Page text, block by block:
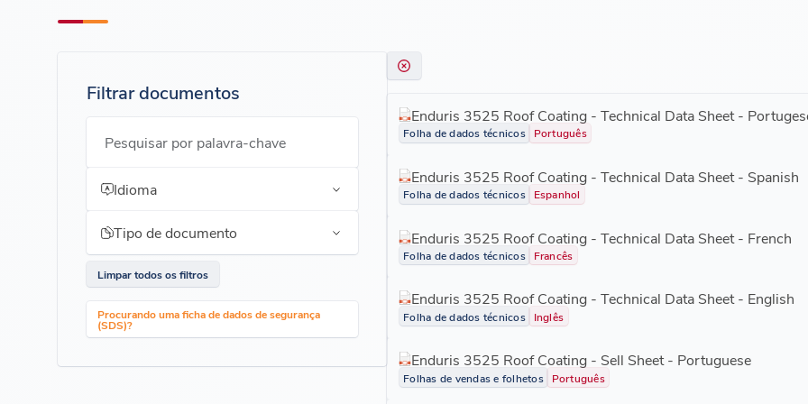
Filtrar documentos
Pesquisar por palavra-chave
Idioma
Tipo de documento
Limpar todos os filtros
Procurando uma ficha de dados de segurança
(SDS)?
Enduris 3525 Roof Coating - Technical Data Sheet -
Folha de dados técnicos Português
Enduris 3525 Roof Coating - Technical Data Sheet - Spanish
Folha de dados técnicos Espanhol
Enduris 3525 Roof Coating - Technical Data Sheet - French
Folha de dados técnicos Francês
Enduris 3525 Roof Coating - Technical Data Sheet - English
Folha de dados técnicos Inglês
Enduris 3525 Roof Coating - Sell Sheet - Portuguese
Folhas de vendas e folhetos Português